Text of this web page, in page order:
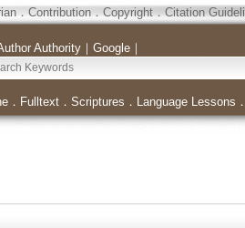
．Contribution．Copyright．Citation
Authority｜ Google｜
． Fulltext． Scriptures ． Language Lessons ．